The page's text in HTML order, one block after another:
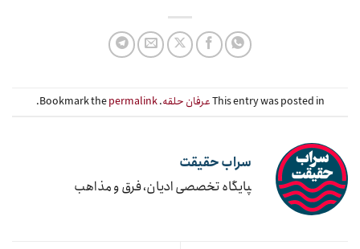
This entry was posted inعرفان حلقه. Bookmark the
permalink
.
سراب حقیقت
‍پایگاه تخصصی ادیان، فرق و مذاهب